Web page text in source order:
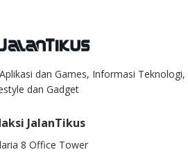
dan Games, Informasi Teknologi,
dan Gadget
JalanTikus
8 Office Tower